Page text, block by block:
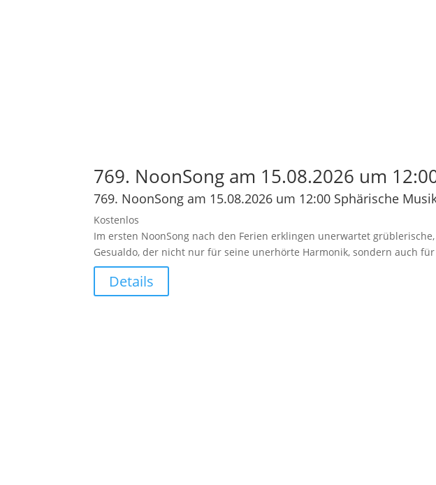
769. NoonSong am 15.08.2026 um
769. NoonSong am 15.08.2026 um 12:00 Sphärische
Kostenlos
Im ersten NoonSong nach den Ferien erklingen unerwartet
Gesualdo, der nicht nur für seine unerhörte Harmonik, sondern auch
Details